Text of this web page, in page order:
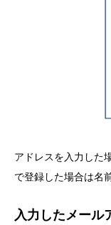
アドレスを入力した
で登録した場合は名
入力したメール